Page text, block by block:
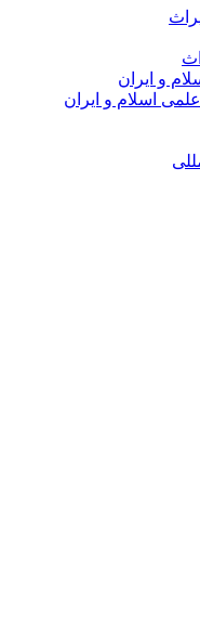
و ایران
اسلام و ایران